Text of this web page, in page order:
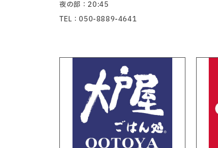
夜の部：20:45
TEL：050-8889-4641